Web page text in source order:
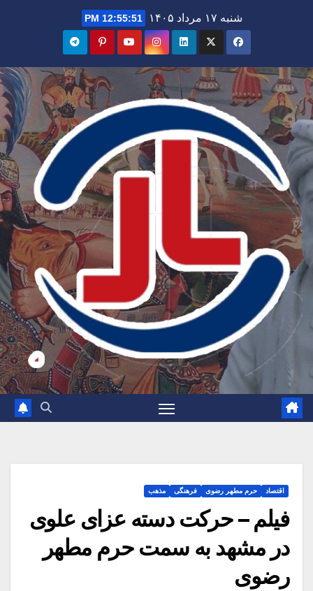
شنبه ۱۷ مرداد ۱۴۰۵ 12:55:52 PM
اقتصاد حرم مطهر رضوی فرهنگی مذهب
فیلم – حرکت دسته عزای علوی
در مشهد به سمت حرم مطهر
رضوی